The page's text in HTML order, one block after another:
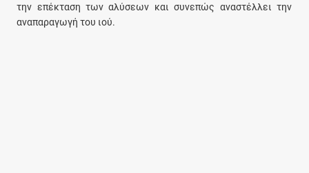
την επέκταση των αλύσεων και συνεπώς αναστέλλει την
αναπαραγωγή του ιού.